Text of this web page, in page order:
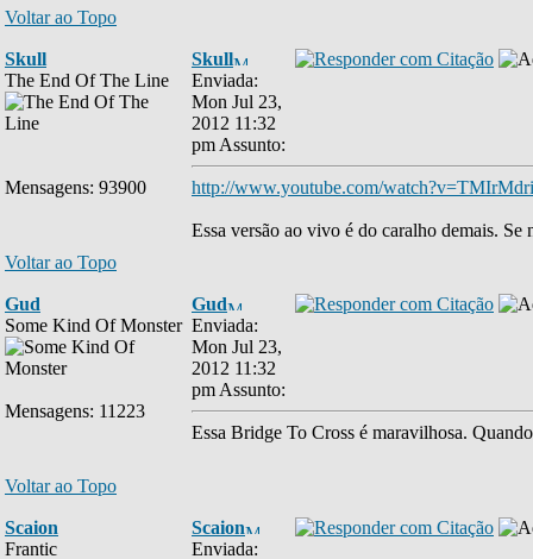
Voltar ao Topo
Skull
The End Of The Line
Mensagens: 93900
Skull
Enviada:
Mon Jul 23,
2012 11:32
pm Assunto:
http://www.youtube.com/
Essa versão ao vivo é do caralho demais.
Voltar ao Topo
Gud
Some Kind Of Monster
Mensagens: 11223
Gud
Enviada:
Mon Jul 23,
2012 11:32
pm Assunto:
Essa Bridge To Cross é maravilhosa.
Voltar ao Topo
Scaion
Frantic
Scaion
Enviada: